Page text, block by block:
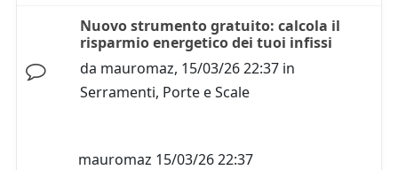
Nuovo strumento gratuito: calcola il
risparmio energetico dei tuoi infissi
da mauromaz, 15/03/26 22:37 in
Serramenti, Porte e Scale
mauromaz 15/03/26 22:37